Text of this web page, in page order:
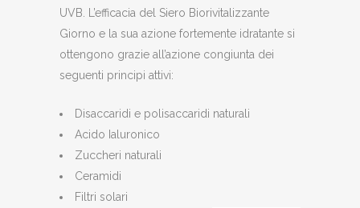
UVB. L’efficacia del Siero Biorivitalizzante
Giorno e la sua azione fortemente idratante si
ottengono grazie all’azione congiunta dei
seguenti principi attivi:
Disaccaridi e polisaccaridi naturali
Acido Ialuronico
Zuccheri naturali
Ceramidi
Filtri solari